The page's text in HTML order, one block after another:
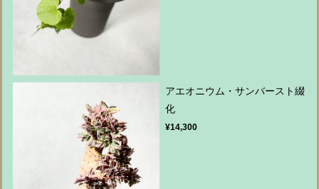
アエオニウム・サンバースト綴
化
¥14,300